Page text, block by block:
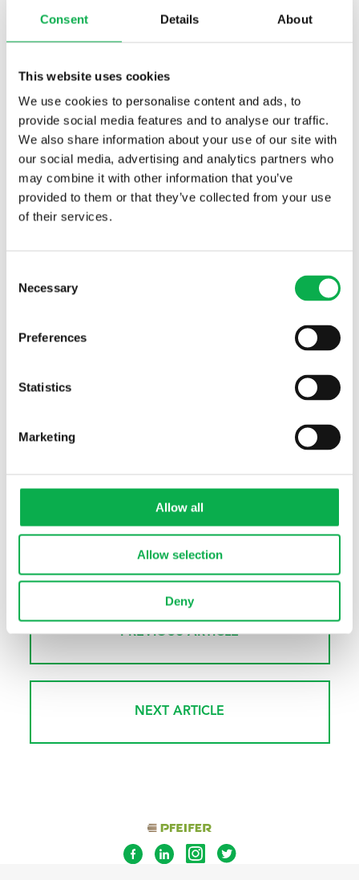
Consent Details About
This website uses cookies
We use cookies to personalise content and ads, to
provide social media features and to analyse our traffic.
We also share information about your use of our site with
our social media, advertising and analytics partners who
may combine it with other information that you’ve
provided to them or that they’ve collected from your use
of their services.
Selection
Necessary
Preferences
Statistics
Marketing
Allow all
Allow selection
Deny
Subscribe to our newsletter
Get the latest news and offers by subscribing to our monthly
newsletter. By subscribing to our newsletter, you accept our
Privacy Policy.
By clicking subscribe you consent to your data
being saved and processed for this purpose.
Read More
PREVIOUS ARTICLE
NEXT ARTICLE